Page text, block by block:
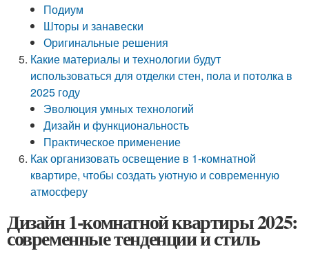
Подиум
Шторы и занавески
Оригинальные решения
Какие материалы и технологии будут
использоваться для отделки стен, пола и потолка в
2025 году
Эволюция умных технологий
Дизайн и функциональность
Практическое применение
Как организовать освещение в 1-комнатной
квартире, чтобы создать уютную и современную
атмосферу
Дизайн 1-комнатной квартиры 2025:
современные тенденции и стиль